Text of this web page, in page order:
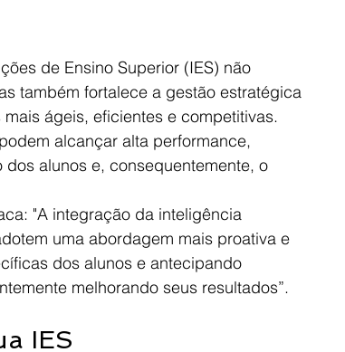
de Ensino Superior (IES) não
também fortalece a gestão estratégica
ágeis, eficientes e competitivas.
alcançar alta performance,
alunos e, consequentemente, o
"A integração da inteligência
uma abordagem mais proativa e
dos alunos e antecipando
melhorando seus resultados”.
IES